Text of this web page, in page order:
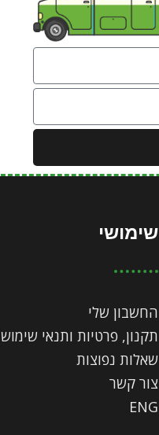
שימושי
החשבון שלי
תקנון, פרטיות ותנאי שימוש
שאלות נפוצות
צור קשר
ENG